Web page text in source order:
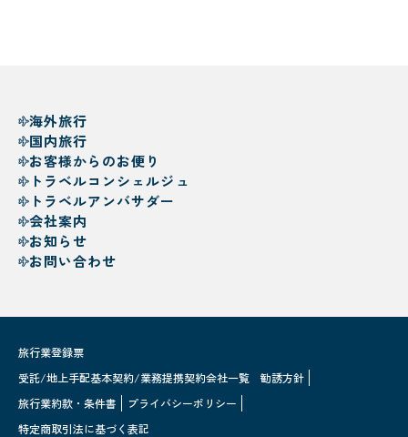
海外旅行
国内旅行
お客様からのお便り
トラベルコンシェルジュ
トラベルアンバサダー
会社案内
お知らせ
お問い合わせ
旅行業登録票
受託/地上手配基本契約/業務提携契約会社一覧
勧誘方針
旅行業約款・条件書
プライバシーポリシー
特定商取引法に基づく表記